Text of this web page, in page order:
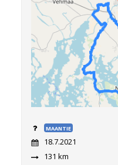
MAANTIE
18.7.2021
131 km